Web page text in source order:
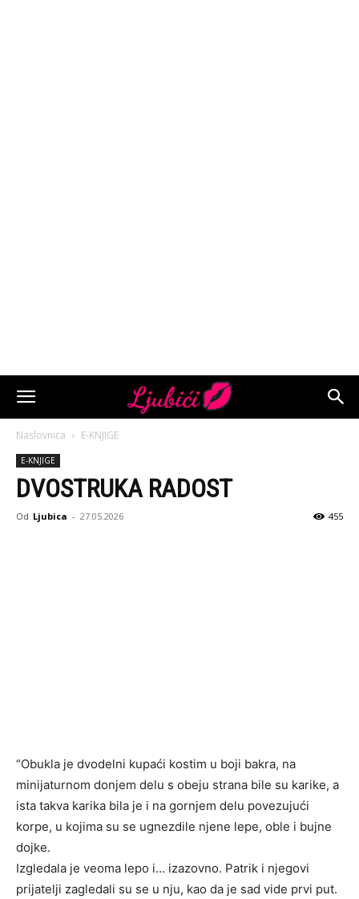
Naslovnica E-KNJIGE
E-KNJIGE
DVOSTRUKA RADOST
Od Ljubica - 27.05.2026 455
“Obukla je dvodelni kupaći kostim u boji bakra, na
minijaturnom donjem delu s obeju strana bile su karike, a
ista takva karika bila je i na gornjem delu povezujući
korpe, u kojima su se ugnezdile njene lepe, oble i bujne
dojke.
Izgledala je veoma lepo i… izazovno. Patrik i njegovi
prijatelji zagledali su se u nju, kao da je sad vide prvi put.